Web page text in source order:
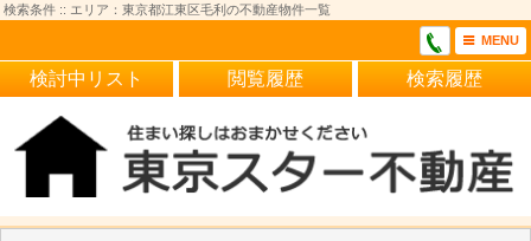
検索条件 :: エリア：東京都江東区毛利の不動産物件一覧
MENU
検討中リスト 閲覧履歴 検索履歴